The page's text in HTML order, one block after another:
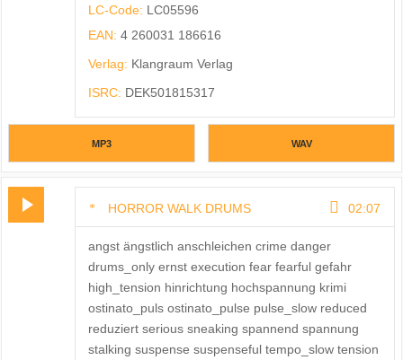
LC-Code: LC05596
EAN: 4 260031 186616
Verlag: Klangraum Verlag
ISRC: DEK501815317
MP3 WAV
HORROR WALK DRUMS 02:07
angst ängstlich anschleichen crime danger
drums_only ernst execution fear fearful gefahr
high_tension hinrichtung hochspannung krimi
ostinato_puls ostinato_pulse pulse_slow reduced
reduziert serious sneaking spannend spannung
stalking suspense suspenseful tempo_slow tension